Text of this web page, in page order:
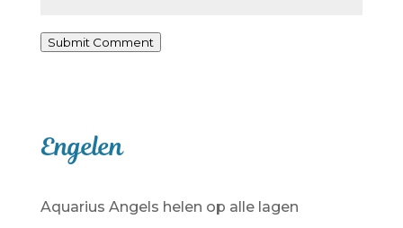
Submit Comment
Engelen
Aquarius Angels helen op alle lagen